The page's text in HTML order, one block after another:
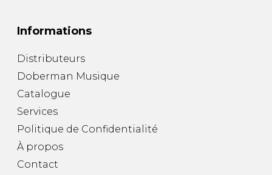
Informations
Distributeurs
Doberman Musique
Catalogue
Services
Politique de Confidentialité
À propos
Contact